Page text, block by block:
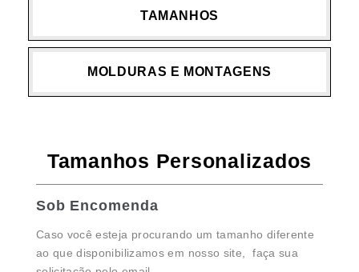
TAMANHOS
MOLDURAS E MONTAGENS
Tamanhos Personalizados
Sob Encomenda
Caso você esteja procurando um tamanho diferente
ao que disponibilizamos em nosso site, faça sua